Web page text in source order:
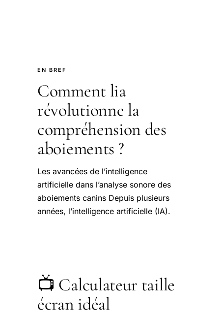
EN BREF
Comment lia
révolutionne la
compréhension des
aboiements ?
Les avancées de l’intelligence
artificielle dans l’analyse sonore des
aboiements canins Depuis plusieurs
années, l’intelligence artificielle (IA).
📺 Calculateur taille
écran idéal